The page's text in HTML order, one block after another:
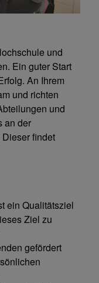
und
Ein guter Start
An Ihrem
und richten
und
an der
findet
ein Qualitätsziel
Ziel zu
gefördert